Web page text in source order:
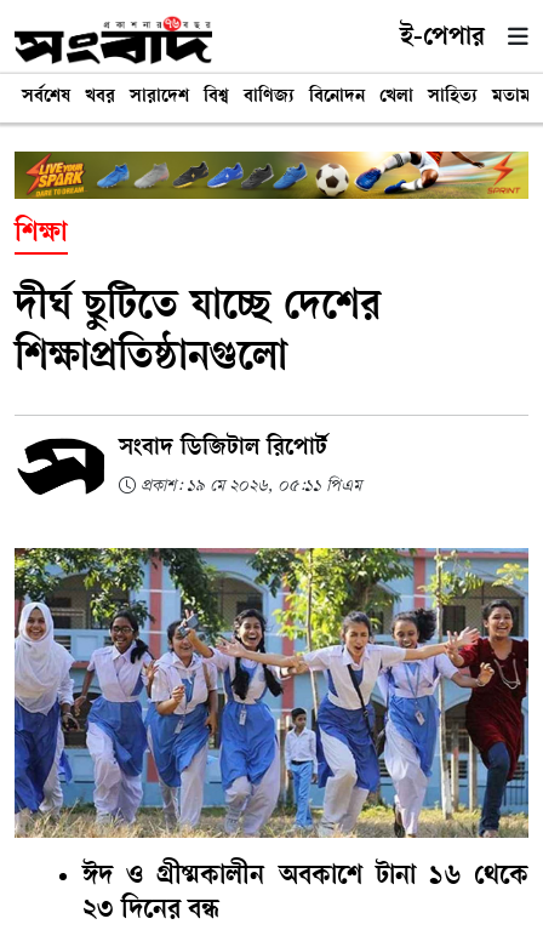
ই-পেপার
সর্বশেষ খবর সারাদেশ বিশ্ব বাণিজ্য বিনোদন খেলা সাহিত্য মতামত
শিক্ষা
দীর্ঘ ছুটিতে যাচ্ছে দেশের
শিক্ষাপ্রতিষ্ঠানগুলো
সংবাদ ডিজিটাল রিপোর্ট
প্রকাশ: ১৯ মে ২০২৬, ০৫:১১ পিএম
ঈদ ও গ্রীষ্মকালীন অবকাশে টানা ১৬ থেকে
২৩ দিনের বন্ধ